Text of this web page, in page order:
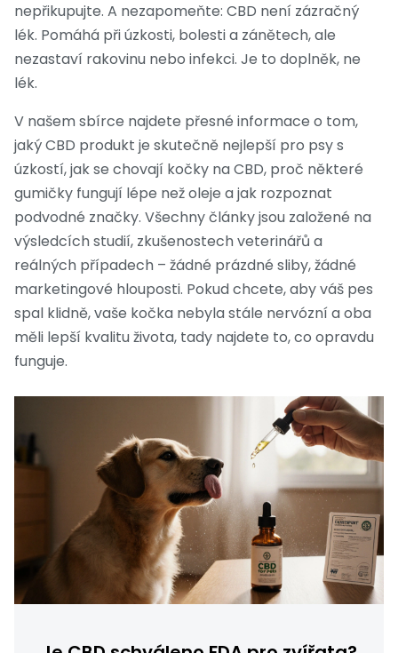
nepřikupujte. A nezapomeňte: CBD není zázračný
lék. Pomáhá při úzkosti, bolesti a zánětech, ale
nezastaví rakovinu nebo infekci. Je to doplněk, ne
lék.
V našem sbírce najdete přesné informace o tom,
jaký CBD produkt je skutečně nejlepší pro psy s
úzkostí, jak se chovají kočky na CBD, proč některé
gumičky fungují lépe než oleje a jak rozpoznat
podvodné značky. Všechny články jsou založené na
výsledcích studií, zkušenostech veterinářů a
reálných případech – žádné prázdné sliby, žádné
marketingové hlouposti. Pokud chcete, aby váš pes
spal klidně, vaše kočka nebyla stále nervózní a oba
měli lepší kvalitu života, tady najdete to, co opravdu
funguje.